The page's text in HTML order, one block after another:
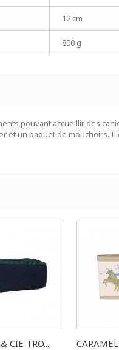
12 cm
800 g
pouvant accueillir des
et un paquet de mouchoirs.
CIE TRO...